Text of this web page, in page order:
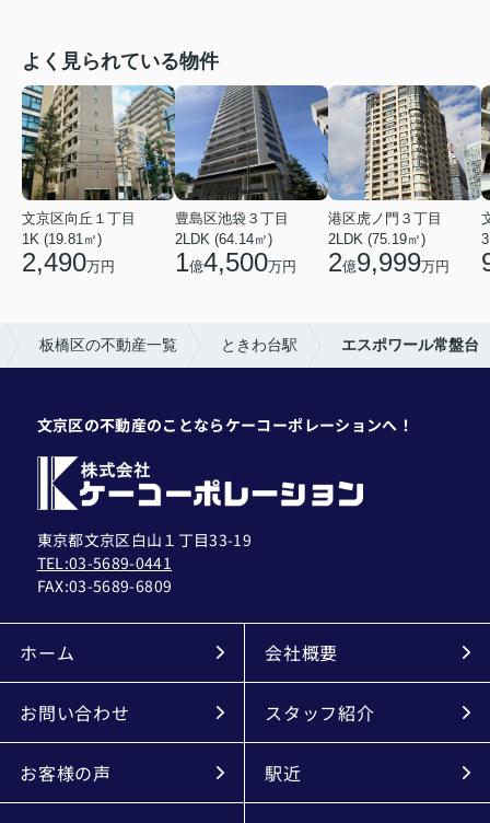
よく見られている物件
文京区向丘１丁目
1K (19.81㎡)
2,490万円
豊島区池袋３丁目
2LDK (64.14㎡)
1億4,500万円
港区虎ノ門３丁目
2LDK (75.19㎡)
2億9,999万円
板橋区の不動産一覧 ときわ台駅 エスポワール常盤台
文京区の不動産のことならケーコーポレーションへ！
東京都文京区白山１丁目33-19
TEL:03-5689-0441
FAX:03-5689-6809
ホーム 会社概要
お問い合わせ スタッフ紹介
お客様の声 駅近